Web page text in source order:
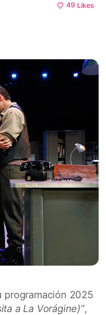
49 Likes
programación 2025
a La Vorágine)”,